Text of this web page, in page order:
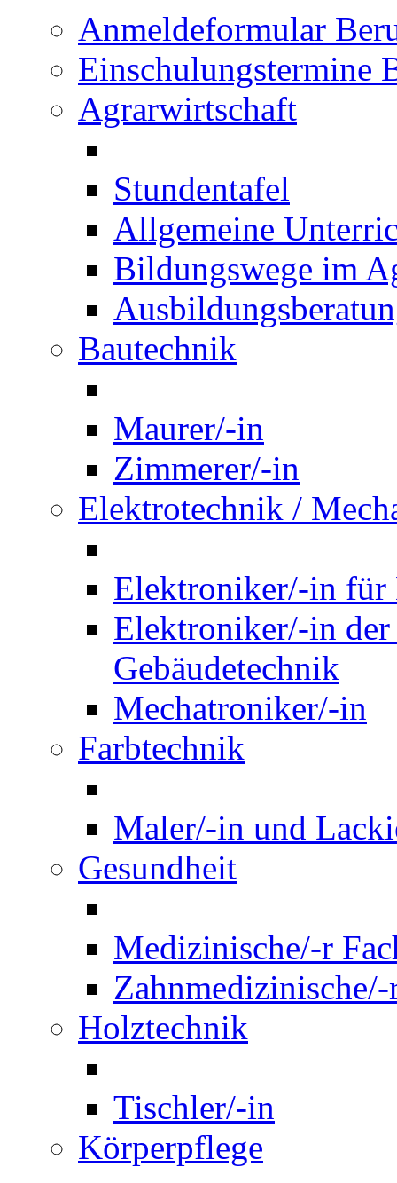
Anmeldeformular
Einschulungstermine
Agrarwirtschaft
Stundentafel
Allgemeine
Bildungswege im
Bautechnik
Maurer/-in
Zimmerer/-in
Elektrotechnik /
Elektroniker/-in für
Elektroniker/-in
Gebäudetechnik
Mechatroniker/-in
Farbtechnik
Maler/-in und
Gesundheit
Medizinische/-r
Holztechnik
Tischler/-in
Körperpflege